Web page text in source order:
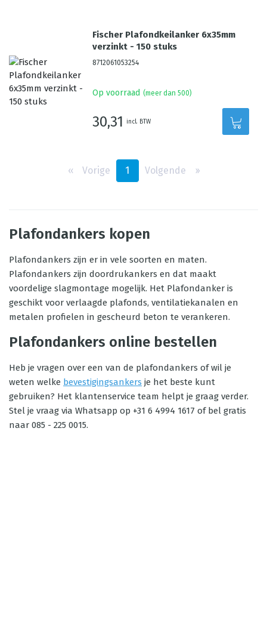
Fischer Plafondkeilanker 6x35mm
verzinkt - 150 stuks
8712061053254
Op voorraad (meer dan 500)
30,31 incl. BTW
‹‹ Vorige 1 Volgende ››
Plafondankers kopen
Plafondankers zijn er in vele soorten en maten.
Plafondankers zijn doordrukankers en dat maakt
voordelige slagmontage mogelijk. Het Plafondanker is
geschikt voor verlaagde plafonds, ventilatiekanalen en
metalen profielen in gescheurd beton te verankeren.
Plafondankers online bestellen
Heb je vragen over een van de plafondankers of wil je
weten welke bevestigingsankers je het beste kunt
gebruiken? Het klantenservice team helpt je graag verder.
Stel je vraag via Whatsapp op +31 6 4994 1617 of bel gratis
naar 085 - 225 0015.